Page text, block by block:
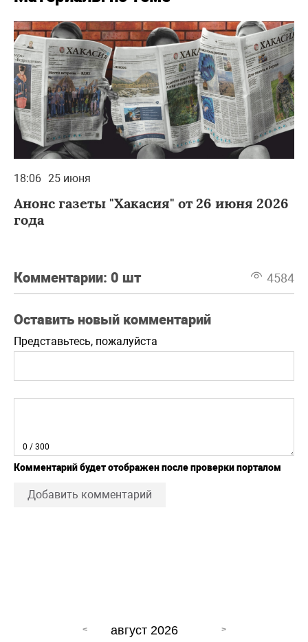
18:06 25 июня
Анонс газеты "Хакасия" от 26 июня 2026
года
Комментарии: 0 шт 4584
Оставить новый комментарий
Представьтесь, пожалуйста
0 / 300
Комментарий будет отображен после проверки порталом
Добавить комментарий
август 2026